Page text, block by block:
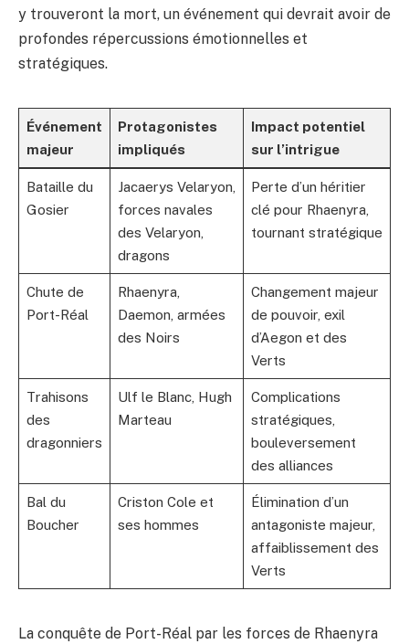
y trouveront la mort, un événement qui devrait avoir de
profondes répercussions émotionnelles et
stratégiques.
Événement
majeur
Protagonistes
impliqués
Impact potentiel
sur l’intrigue
Bataille du
Gosier
Jacaerys Velaryon,
forces navales
des Velaryon,
dragons
Perte d’un héritier
clé pour Rhaenyra,
tournant stratégique
Chute de
Port-Réal
Rhaenyra,
Daemon, armées
des Noirs
Changement majeur
de pouvoir, exil
d’Aegon et des
Verts
Trahisons
des
dragonniers
Ulf le Blanc, Hugh
Marteau
Complications
stratégiques,
bouleversement
des alliances
Bal du
Boucher
Criston Cole et
ses hommes
Élimination d’un
antagoniste majeur,
affaiblissement des
Verts
La conquête de Port-Réal par les forces de Rhaenyra